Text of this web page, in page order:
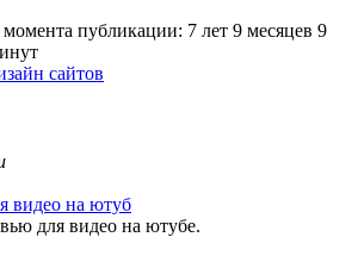
публикации: 7 лет 9 месяцев 9
сайтов
видео на ютуб
для видео на ютубе.